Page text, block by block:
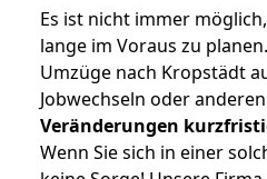
Es ist nicht immer
lange im Voraus zu
Umzüge nach Kropstädt
Jobwechseln oder
Veränderungen
Wenn Sie sich in einer